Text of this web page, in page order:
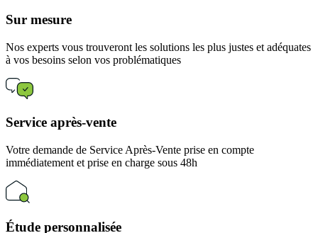
Sur mesure
Nos experts vous trouveront les solutions les plus justes et adéquates
à vos besoins selon vos problématiques
Service après-vente
Votre demande de Service Après-Vente prise en compte
immédiatement et prise en charge sous 48h
Étude personnalisée